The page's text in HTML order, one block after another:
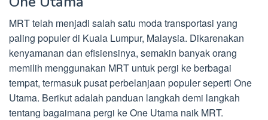
MRT telah menjadi salah satu moda transportasi yang
paling populer di Kuala Lumpur, Malaysia. Dikarenakan
kenyamanan dan efisiensinya, semakin banyak orang
memilih menggunakan MRT untuk pergi ke berbagai
tempat, termasuk pusat perbelanjaan populer seperti One
Utama. Berikut adalah panduan langkah demi langkah
tentang bagaimana pergi ke One Utama naik MRT.